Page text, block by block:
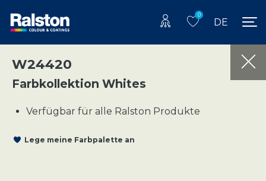
0
DE
W24420
Farbkollektion Whites
Verfügbar für alle Ralston Produkte
Lege meine Farbpalette an